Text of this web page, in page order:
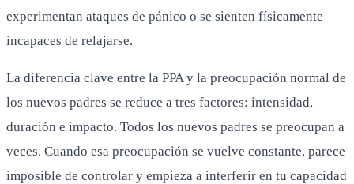
experimentan ataques de pánico o se sienten físicamente
incapaces de relajarse.
La diferencia clave entre la PPA y la preocupación normal de
los nuevos padres se reduce a tres factores: intensidad,
duración e impacto. Todos los nuevos padres se preocupan a
veces. Cuando esa preocupación se vuelve constante, parece
imposible de controlar y empieza a interferir en tu capacidad